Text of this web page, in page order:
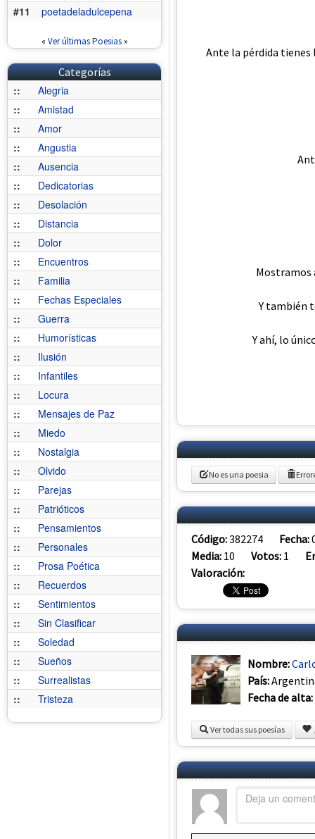
#11
poetadeladulcepena
« Ver últimas Poesias»
Categorías
::
Alegria
::
Amistad
::
Amor
::
Angustia
::
Ausencia
::
Dedicatorias
::
Desolación
::
Distancia
::
Dolor
::
Encuentros
::
Familia
::
Fechas Especiales
::
Guerra
::
Humorísticas
::
Ilusión
::
Infantiles
::
Locura
::
Mensajes de Paz
::
Miedo
::
Nostalgia
::
Olvido
::
Parejas
::
Patrióticos
::
Pensamientos
::
Personales
::
Prosa Poética
::
Recuerdos
::
Sentimientos
::
Sin Clasificar
::
Soledad
::
Sueños
::
Surrealistas
::
Tristeza
Ante la pérdida tienes
Mostramos
Y también
Y ahí, lo
No es una poesia
Código:382274 Fecha:
Media: 10 Votos: 1
Valoración:
Nombre:
País:
Fecha de alta:
Ver todas sus poesías